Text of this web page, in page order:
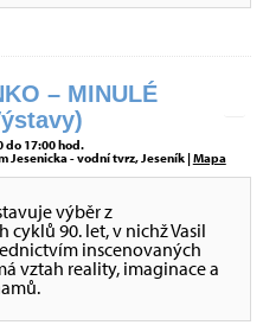
– MINULÉ
do 17:00 hod.
Jesenicka - vodní tvrz, Jeseník |Mapa
výběr z
90. let, v nichž Vasil
inscenovaných
vztah reality, imaginace a